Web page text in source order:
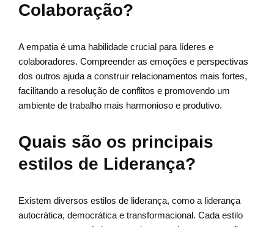
Colaboração?
A empatia é uma habilidade crucial para líderes e
colaboradores. Compreender as emoções e perspectivas
dos outros ajuda a construir relacionamentos mais fortes,
facilitando a resolução de conflitos e promovendo um
ambiente de trabalho mais harmonioso e produtivo.
Quais são os principais
estilos de Liderança?
Existem diversos estilos de liderança, como a liderança
autocrática, democrática e transformacional. Cada estilo